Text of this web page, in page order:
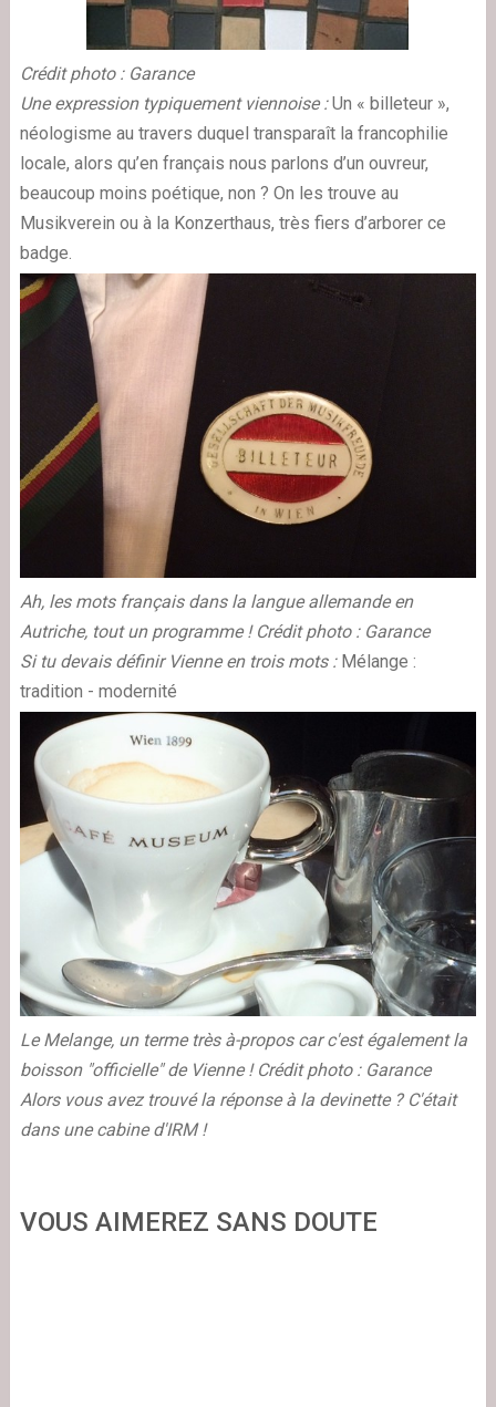
Crédit photo : Garance
Une expression typiquement viennoise :Un « billeteur »,
néologisme au travers duquel transparaît la francophilie
locale, alors qu’en français nous parlons d’un ouvreur,
beaucoup moins poétique, non ? On les trouve au
Musikverein ou à la Konzerthaus, très fiers d’arborer ce
badge.
Ah, les mots français dans la langue allemande en
Autriche, tout un programme ! Crédit photo : Garance
Si tu devais définir Vienne en trois mots :Mélange :
tradition - modernité
Le Melange, un terme très à-propos car c'est également la
boisson "officielle" de Vienne ! Crédit photo : Garance
Alors vous avez trouvé la réponse à la devinette ? C'était
dans une cabine d'IRM !
VOUS AIMEREZ SANS DOUTE